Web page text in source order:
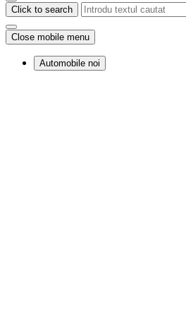
Click to search
Close mobile menu
Automobile noi